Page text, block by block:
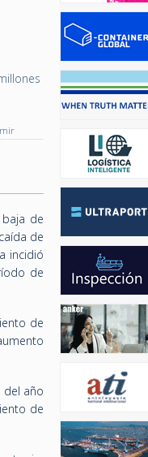
de
de
incidió
de
de
del año
de